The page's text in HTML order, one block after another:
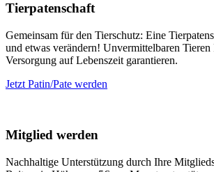
Tierpatenschaft
Gemeinsam für den Tierschutz: Eine
und etwas verändern! Unvermittelbaren Tieren
Versorgung auf Lebenszeit garantieren.
Jetzt Patin/Pate werden
Mitglied werden
Nachhaltige Unterstützung durch Ihre